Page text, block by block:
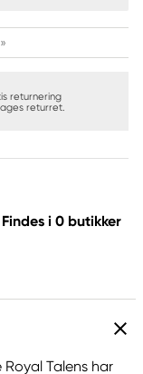
returnering
returret.
Findes i 0 butikker
Talens har